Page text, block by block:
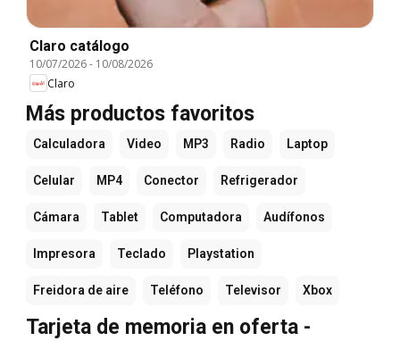
Claro catálogo
10/07/2026- 10/08/2026
Claro
Más productos favoritos
Calculadora Video MP3 Radio Laptop
Celular MP4 Conector Refrigerador
Cámara Tablet Computadora Audífonos
Impresora Teclado Playstation
Freidora de aire Teléfono Televisor Xbox
Tarjeta de memoria en oferta -